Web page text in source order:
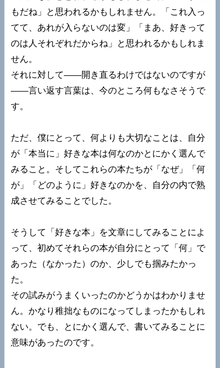
もだね」と思われるかもしれません。「これ入っ
てて、あれが入らないのは変」「まあ、好きって
のは人それぞれだからね」と思われるかもしれま
せん。
それに対して——開き直るわけではないのですが
——言い返す言葉は、今のところ何もなさそうで
す。
ただ、僕にとって、何よりも大切なことは、自分
が「本当に」好きな本は何なのかとにかく選んで
みること。そしてこれらの本たちが「なぜ」「何
が」「どのように」好きなのかを、自分の内で熟
成させてみることでした。
そうして「好きな本」を文章にしてみることによ
って、初めてそれらの本が自分にとって「何」で
あった（なかった）のか、少しでも掴みたかっ
た。
その試みがうまくいったのかどうかはわかりませ
ん。かなり稚拙なものになってしまったかもしれ
ない。でも、とにかく選んで、書いてみることに
意味があったのです。